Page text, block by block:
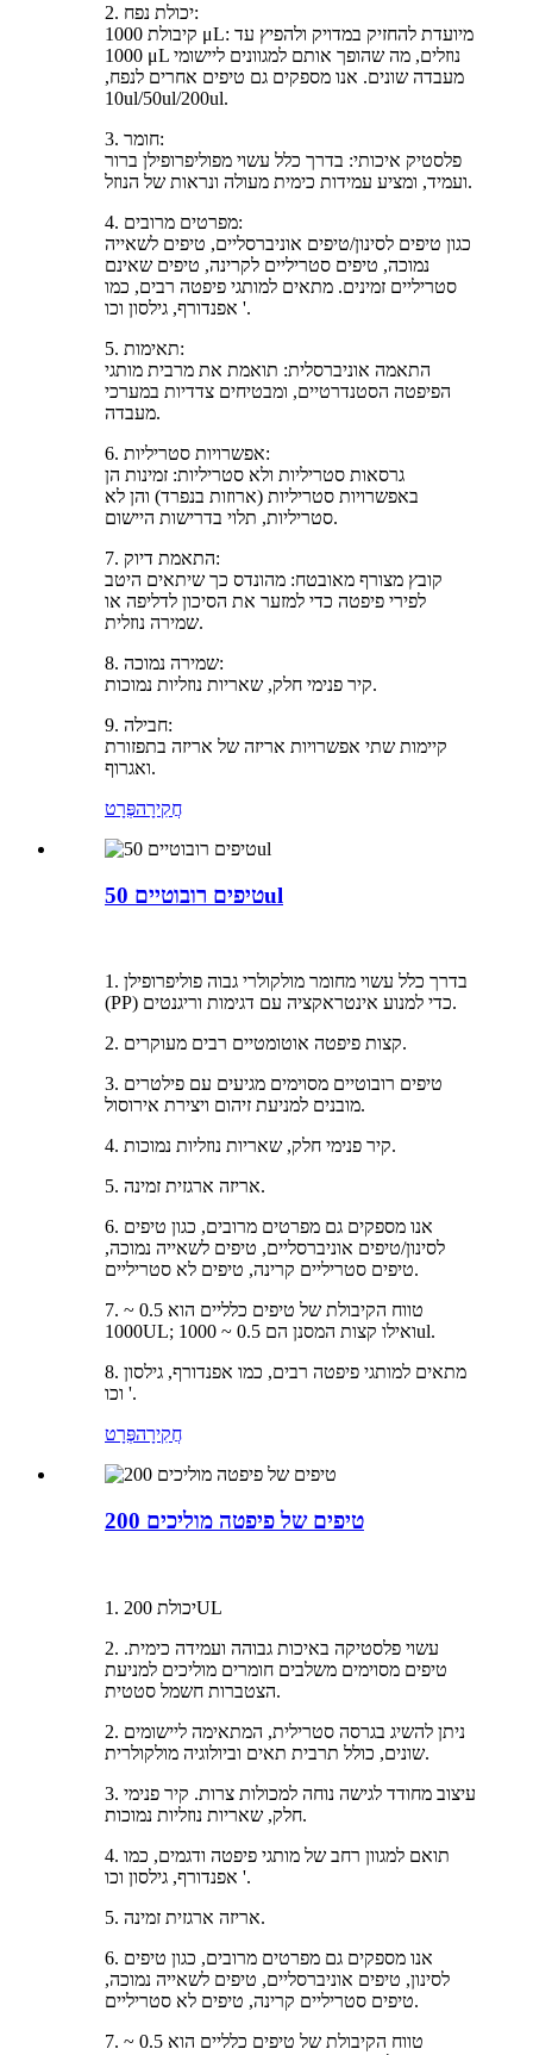
2. יכולת נפח:
קיבולת 1000 μL: מיועדת להחזיק במדויק ולהפיץ עד
1000 μL נוזלים, מה שהופך אותם למגוונים ליישומי
מעבדה שונים. אנו מספקים גם טיפים אחרים לנפח,
10ul/50ul/200ul.
3. חומר:
פלסטיק איכותי: בדרך כלל עשוי מפוליפרופילן ברור
ועמיד, ומציע עמידות כימית מעולה ונראות של הנוזל.
4. מפרטים מרובים:
כגון טיפים לסינון/טיפים אוניברסליים, טיפים לשאייה
נמוכה, טיפים סטריליים לקרינה, טיפים שאינם
סטריליים זמינים. מתאים למותגי פיפטה רבים, כמו
אפנדורף, גילסון וכו '.
5. תאימות:
התאמה אוניברסלית: תואמת את מרבית מותגי
הפיפטה הסטנדרטיים, ומבטיחים צדדיות במערכי
מעבדה.
6. אפשרויות סטריליות:
גרסאות סטריליות ולא סטריליות: זמינות הן
באפשרויות סטריליות (ארוזות בנפרד) והן לא
סטריליות, תלוי בדרישות היישום.
7. התאמת דיוק:
קובץ מצורף מאובטח: מהונדס כך שיתאים היטב
לפירי פיפטה כדי למזער את הסיכון לדליפה או
שמירה נוזלית.
8. שמירה נמוכה:
קיר פנימי חלק, שאריות נוזליות נמוכות.
9. חבילה:
קיימות שתי אפשרויות אריזה של אריזה בתפזורת
ואגרוף.
חֲקִירָהפְּרָט
טיפים רובוטיים 50ul
1. בדרך כלל עשוי מחומר מולקולרי גבוה פוליפרופילן
(PP) כדי למנוע אינטראקציה עם דגימות וריגנטים.
2. קצות פיפטה אוטומטיים רבים מעוקרים.
3. טיפים רובוטיים מסוימים מגיעים עם פילטרים
מובנים למניעת זיהום ויצירת אירוסול.
4. קיר פנימי חלק, שאריות נוזליות נמוכות.
5. אריזה ארגזית זמינה.
6. אנו מספקים גם מפרטים מרובים, כגון טיפים
לסינון/טיפים אוניברסליים, טיפים לשאייה נמוכה,
טיפים סטריליים קרינה, טיפים לא סטריליים.
7. טווח הקיבולת של טיפים כלליים הוא 0.5 ~
1000UL; ואילו קצות המסנן הם 0.5 ~ 1000ul.
8. מתאים למותגי פיפטה רבים, כמו אפנדורף, גילסון
וכו '.
חֲקִירָהפְּרָט
200 טיפים של פיפטה מוליכים
1. יכולת 200UL
2. עשוי פלסטיקה באיכות גבוהה ועמידה כימית.
טיפים מסוימים משלבים חומרים מוליכים למניעת
הצטברות חשמל סטטית.
2. ניתן להשיג בגרסה סטרילית, המתאימה ליישומים
שונים, כולל תרבית תאים וביולוגיה מולקולרית.
3. עיצוב מחודד לגישה נוחה למכולות צרות. קיר פנימי
חלק, שאריות נוזליות נמוכות.
4. תואם למגוון רחב של מותגי פיפטה ודגמים, כמו
אפנדורף, גילסון וכו '.
5. אריזה ארגזית זמינה.
6. אנו מספקים גם מפרטים מרובים, כגון טיפים
לסינון, טיפים אוניברסליים, טיפים לשאייה נמוכה,
טיפים סטריליים קרינה, טיפים לא סטריליים.
7. טווח הקיבולת של טיפים כלליים הוא 0.5 ~